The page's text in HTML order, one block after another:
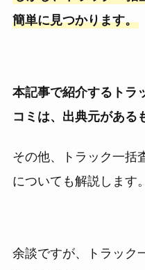
簡単に見つかります。
本記事で紹介するトラ
コミは、出典元がある
その他、トラック一括
についても解説します。
余談ですが、トラック